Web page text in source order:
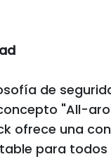
de
"All-
ofrece una
para todos